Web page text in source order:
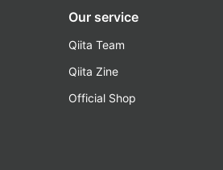
Our service
Qiita Team
Qiita Zine
Official Shop